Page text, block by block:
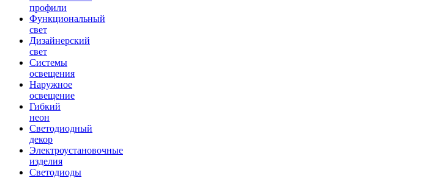
профили
Функциональный
свет
Дизайнерский
свет
Системы
освещения
Наружное
освещение
Гибкий
неон
Светодиодный
декор
Электроустановочные
изделия
Светодиоды